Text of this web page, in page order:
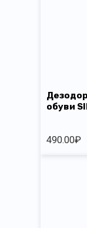
обуви
490.00₽